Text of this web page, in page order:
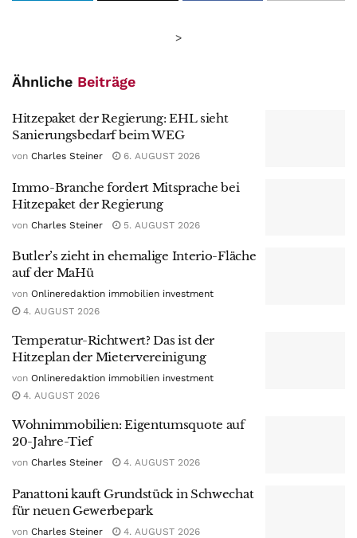
>
Ähnliche Beiträge
Hitzepaket der Regierung: EHL sieht
Sanierungsbedarf beim WEG
von Charles Steiner 6. AUGUST 2026
Immo-Branche fordert Mitsprache bei
Hitzepaket der Regierung
von Charles Steiner 5. AUGUST 2026
Butler’s zieht in ehemalige Interio-Fläche
auf der MaHü
von Onlineredaktion immobilien investment
4. AUGUST 2026
Temperatur-Richtwert? Das ist der
Hitzeplan der Mietervereinigung
von Onlineredaktion immobilien investment
4. AUGUST 2026
Wohnimmobilien: Eigentumsquote auf
20-Jahre-Tief
von Charles Steiner 4. AUGUST 2026
Panattoni kauft Grundstück in Schwechat
für neuen Gewerbepark
von Charles Steiner 4. AUGUST 2026